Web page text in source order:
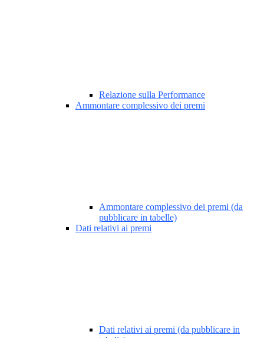
Relazione sulla Performance
Ammontare complessivo dei premi
Ammontare complessivo dei premi (da
pubblicare in tabelle)
Dati relativi ai premi
Dati relativi ai premi (da pubblicare in